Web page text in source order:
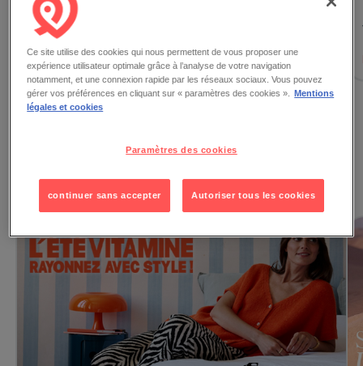
Du 19 août au 5 septembre, rendez-vous sur la place
centrale pour tenter votre chance et repartir avec de
Lire la suite →
Les promotions
Ce site utilise des cookies qui nous permettent de vous proposer une
expérience utilisateur optimale grâce à l’analyse de votre navigation
notamment, et une connexion rapide par les réseaux sociaux. Vous pouvez
gérer vos préférences en cliquant sur « paramètres des cookies ».
Mentions
légales et cookies
Paramètres des cookies
continuer sans accepter Autoriser tous les cookies